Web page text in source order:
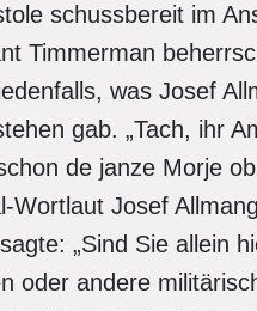
schussbereit im
Timmerman
was Josef
gab. „Tach, ihr
de janze Morje
Wortlaut Josef
„Sind Sie allein
oder andere